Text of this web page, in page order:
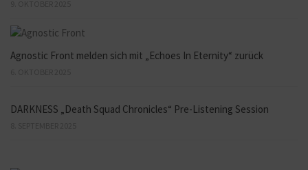
Agnostic Front melden sich mit „Echoes In Eternity“ zurück
DARKNESS „Death Squad Chronicles“ Pre-Listening Session